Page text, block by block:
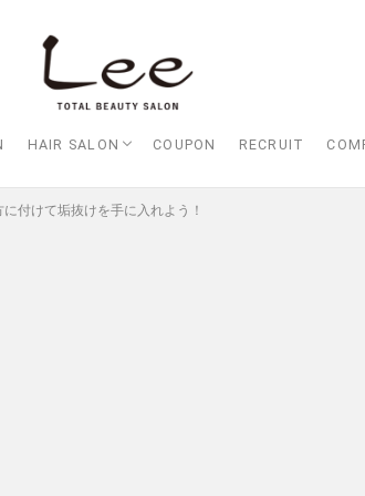
HAIR SALON
Lee大阪店
Lee梅田店
Lee京橋店
Lee堀江店
Lee四ツ橋店
Lee天王寺店
Lee上新庄Vita店
Lee東三国店
Lee布施店
Lee枚方店
HARBOR （ハーバー）
Lee尼崎店
Lee甲子園店
COUPON RECRUIT
付けて垢抜けを手に入れよう！